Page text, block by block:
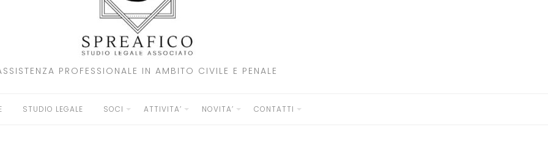
PROFESSIONALE IN AMBITO CIVILE E PENALE
STUDIO LEGALE SOCI ATTIVITA’ NOVITA’ CONTATTI